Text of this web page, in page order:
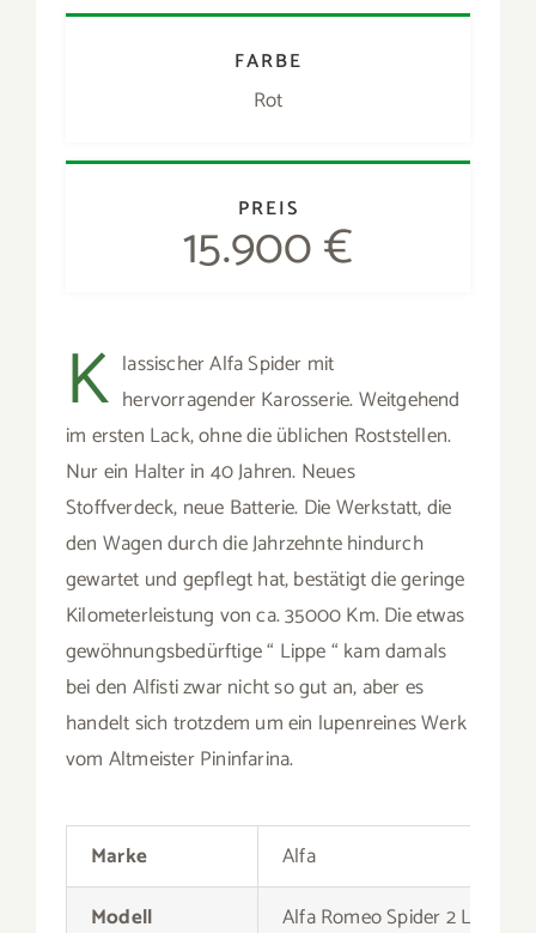
PREIS
15.900 €
K lassischer Alfa Spider mit
hervorragender Karosserie. Weitgehend
im ersten Lack, ohne die üblichen Roststellen.
den Wagen durch die Jahrzehnte hindurch
gewartet und gepflegt hat, bestätigt die geringe
Kilometerleistung von ca. 35000 Km. Die etwas
gewöhnungsbedürftige “ Lippe “ kam damals
bei den Alfisti zwar nicht so gut an, aber es
handelt sich trotzdem um ein lupenreines Werk
vom Altmeister Pininfarina.
Marke
Alfa
Modell
Alfa Romeo Spider 2 L
Leistung
126 PS
Farbe
Rot